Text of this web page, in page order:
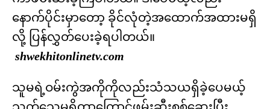
နောက်ပိုင်းမှာတော့ ခိုင်လုံတဲ့အထောက်အထားမရှိ
လို့ ပြန်လွှတ်ပေးခဲ့ရပါတယ်။
shwekhitonlinetv.com
သူမရဲ့ဝမ်းကွဲအကိုကိုလည်းသံသယရှိခဲ့ပေမယ့်